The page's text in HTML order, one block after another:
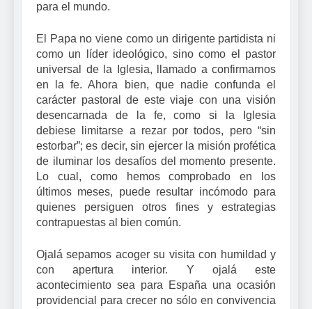
para el mundo.
El Papa no viene como un dirigente partidista ni
como un líder ideológico, sino como el pastor
universal de la Iglesia, llamado a confirmarnos
en la fe. Ahora bien, que nadie confunda el
carácter pastoral de este viaje con una visión
desencarnada de la fe, como si la Iglesia
debiese limitarse a rezar por todos, pero “sin
estorbar”; es decir, sin ejercer la misión profética
de iluminar los desafíos del momento presente.
Lo cual, como hemos comprobado en los
últimos meses, puede resultar incómodo para
quienes persiguen otros fines y estrategias
contrapuestas al bien común.
Ojalá sepamos acoger su visita con humildad y
con apertura interior. Y ojalá este
acontecimiento sea para España una ocasión
providencial para crecer no sólo en convivencia